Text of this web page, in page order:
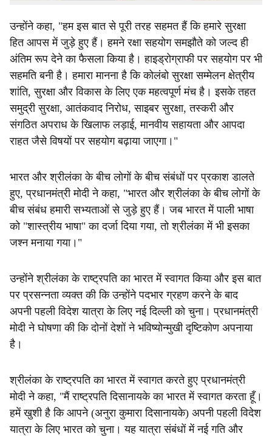
उन्होंने कहा, "हम इस बात से पूरी तरह सहमत हैं कि हमारे सुरक्षा
हित आपस में जुड़े हुए हैं। हमने रक्षा सहयोग समझौते को जल्द ही
अंतिम रूप देने का फैसला किया है। हाइड्रोग्राफी पर सहयोग पर भी
सहमति बनी है। हमारा मानना ​​है कि कोलंबो सुरक्षा सम्मेलन क्षेत्रीय
शांति, सुरक्षा और विकास के लिए एक महत्वपूर्ण मंच है। इसके तहत
समुद्री सुरक्षा, आतंकवाद निरोध, साइबर सुरक्षा, तस्करी और
संगठित अपराध के खिलाफ लड़ाई, मानवीय सहायता और आपदा
राहत जैसे विषयों पर सहयोग बढ़ाया जाएगा।"
भारत और श्रीलंका के बीच लोगों के बीच संबंधों पर प्रकाश डालते
हुए, प्रधानमंत्री मोदी ने कहा, "भारत और श्रीलंका के बीच लोगों के
बीच संबंध हमारी सभ्यताओं से जुड़े हुए हैं। जब भारत में पाली भाषा
को "शास्त्रीय भाषा" का दर्जा दिया गया, तो श्रीलंका में भी इसका
जश्न मनाया गया।"
उन्होंने श्रीलंका के राष्ट्रपति का भारत में स्वागत किया और इस बात
पर प्रसन्नता व्यक्त की कि उन्होंने पदभार ग्रहण करने के बाद
अपनी पहली विदेश यात्रा के लिए नई दिल्ली को चुना। प्रधानमंत्री
मोदी ने घोषणा की कि दोनों देशों ने भविष्योन्मुखी दृष्टिकोण अपनाया
है।
श्रीलंका के राष्ट्रपति का भारत में स्वागत करते हुए प्रधानमंत्री
मोदी ने कहा, "मैं राष्ट्रपति दिसानायके का भारत में स्वागत करता हूँ।
हमें खुशी है कि आपने (अनुरा कुमारा दिसानायके) अपनी पहली विदेश
यात्रा के लिए भारत को चुना। यह यात्रा संबंधों में नई गति और